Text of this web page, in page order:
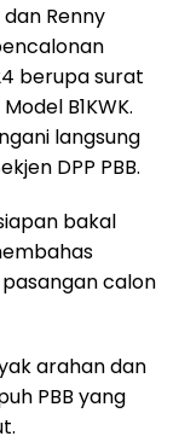
Renny
berupa surat
B1KWK.
langsung
DPP PBB.
bakal
calon
arahan dan
PBB yang